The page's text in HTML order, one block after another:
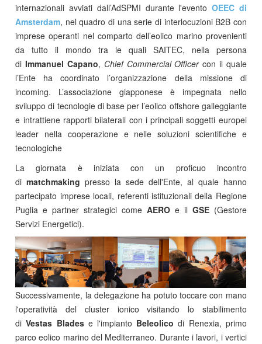
internazionali avviati dall’AdSPMI durante l'eventoOEEC di
Amsterdam, nel quadro di una serie di interlocuzioni B2B con
imprese operanti nel comparto dell’eolico marino provenienti
da tutto il mondo tra le quali SAITEC, nella persona
diImmanuel Capano, Chief Commercial Officercon il quale
l’Ente ha coordinato l’organizzazione della missione di
incoming. L’associazione giapponese è impegnata nello
sviluppo di tecnologie di base per l’eolico offshore galleggiante
e intrattiene rapporti bilaterali con i principali soggetti europei
leader nella cooperazione e nelle soluzioni scientifiche e
tecnologiche
La giornata è iniziata con un proficuo incontro
dimatchmaking presso la sede dell'Ente, al quale hanno
partecipato imprese locali, referenti istituzionali della Regione
Puglia e partner strategici come AEROe il GSE(Gestore
Servizi Energetici).
Successivamente, la delegazione ha potuto toccare con mano
l'operatività del cluster ionico visitando lo stabilimento
diVestas Bladese l'impianto Beleolico di Renexia, primo
parco eolico marino del Mediterraneo. Durante i lavori, i vertici